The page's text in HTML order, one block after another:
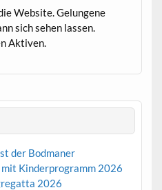
Website. Gelungene
sich sehen lassen.
Aktiven.
der Bodmaner
Kinderprogramm 2026
2026